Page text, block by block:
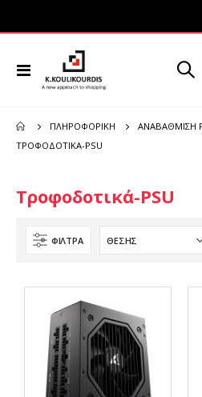
Εναλλαγή
Πλοήγησης
ΠΛΗΡΟΦΟΡΙΚΉ
ΑΝΑΒΆΘΜΙΣΗ
ΤΡΟΦΟΔΟΤΙΚΆ-PSU
Τροφοδοτικά-PSU
ΦΊΛΤΡΑ